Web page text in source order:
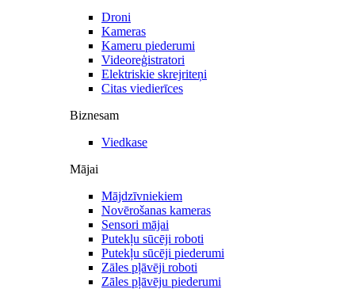
Droni
Kameras
Kameru piederumi
Videoreģistratori
Elektriskie skrejriteņi
Citas viedierīces
Biznesam
Viedkase
Mājai
Mājdzīvniekiem
Novērošanas kameras
Sensori mājai
Putekļu sūcēji roboti
Putekļu sūcēji piederumi
Zāles pļāvēji roboti
Zāles pļāvēju piederumi